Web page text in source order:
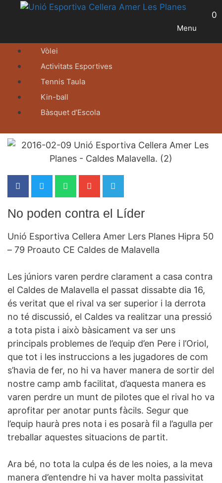
0
Menu
Vòlei
Activitats Esportives
Tennis Taula
Kin-ball
Bàsquet d’Escola
No poden contra el Líder
Unió Esportiva Cellera Amer Lers Planes Hipra 50
– 79 Proauto CE Caldes de Malavella
Les júniors varen perdre clarament a casa contra
el Caldes de Malavella el passat dissabte dia 16,
és veritat que el rival va ser superior i la derrota
no té discussió, el Caldes va realitzar una pressió
a tota pista i això bàsicament va ser uns
principals problemes de l’equip d’en Pere i l’Oriol,
que tot i les instruccions a les jugadores de com
s’havia de fer, no hi va haver manera de sortir del
nostre camp amb facilitat, d’aquesta manera es
varen perdre un munt de pilotes que el rival ho va
aprofitar per anotar punts fàcils. Segur que
l’equip haurà pres nota i es posarà fil a l’agulla per
treballar aquestes situacions de partit.
Ara bé, no tota la culpa és de les noies, a la meva
manera d’entendre hi va haver molta passivitat